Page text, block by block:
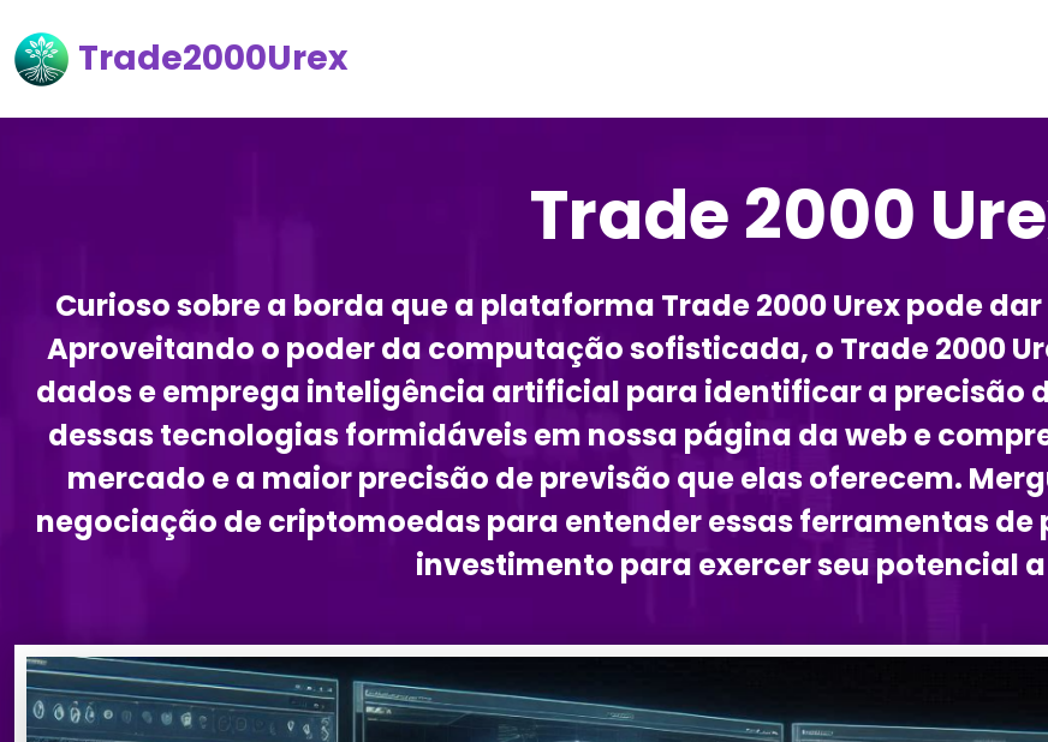
Trade2000Urex
Trade 2000
Curioso sobre a borda que a plataforma Trade 2000 Urex pode
Aproveitando o poder da computação sofisticada, o Trade 2000
dados e emprega inteligência artificial para identificar a precisão
dessas tecnologias formidáveis em nossa página da web e
mercado e a maior precisão de previsão que elas oferecem.
negociação de criptomoedas para entender essas ferramentas
investimento para exercer seu potencial